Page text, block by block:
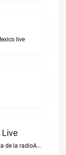
live
Live
Creando perfeccion en la industria de la radioAJIJO Radio 106.1 FM live